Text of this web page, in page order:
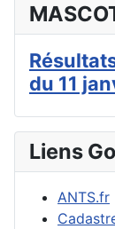
du 11
Liens
ANTS.fr